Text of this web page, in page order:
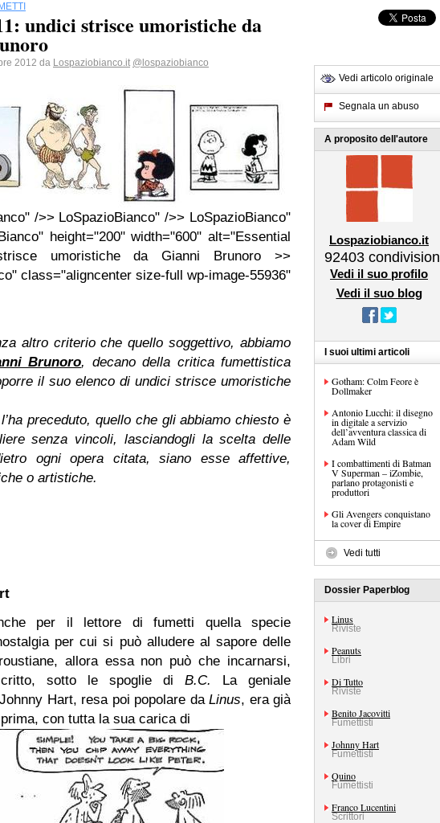
undici strisce umoristiche da
2012 da Lospaziobianco.it @lospaziobianco
/>> LoSpazioBianco" />> LoSpazioBianco"
height="200" width="600" alt="Essential
umoristiche da Gianni Brunoro >>
class="aligncenter size-full wp-image-55936"
altro criterio che quello soggettivo, abbiamo
Brunoro, decano della critica fumettistica
il suo elenco di undici strisce umoristiche
preceduto, quello che gli abbiamo chiesto è
senza vincoli, lasciandogli la scelta delle
ogni opera citata, siano esse affettive,
o artistiche.
per il lettore di fumetti quella specie
per cui si può alludere al sapore delle
allora essa non può che incarnarsi,
sotto le spoglie di B.C.
La geniale
Hart, resa poi popolare da Linus, era già
con tutta la sua carica di
Vedi articolo originale
Segnala un abuso
A proposito dell'autore
Lospaziobianco.it
92403
Vedi il suo profilo
Vedi il suo blog
I suoi ultimi articoli
Gotham: Colm Feore è
Dollmaker
Antonio Lucchi: il disegno
in digitale a servizio
dell’avventura classica di
Adam Wild
I combattimenti di Batman
V Superman – iZombie,
parlano protagonisti e
produttori
Gli Avengers conquistano
la cover di Empire
Vedi tutti
Dossier Paperblog
Linus
Riviste
Peanuts
Libri
Di Tutto
Riviste
Benito Jacovitti
Fumettisti
Johnny Hart
Fumettisti
Quino
Fumettisti
Franco Lucentini
Scrittori